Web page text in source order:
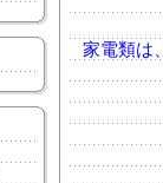
家電類は